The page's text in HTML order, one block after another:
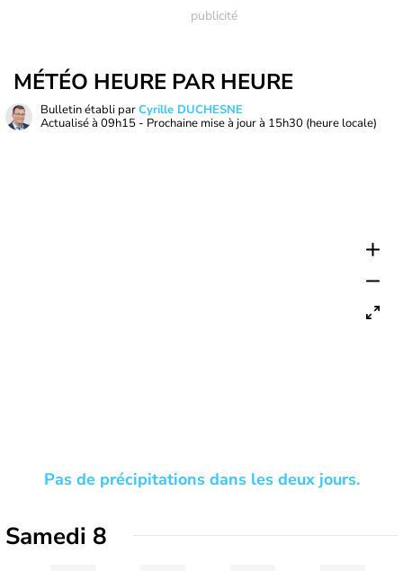
MÉTÉO HEURE PAR HEURE
Bulletin établi parCyrille DUCHESNE
Actualisé à 09h15 - Prochaine mise à jour à 15h30 (heure locale)
Pas de précipitations dans les deux jours.
Samedi 8